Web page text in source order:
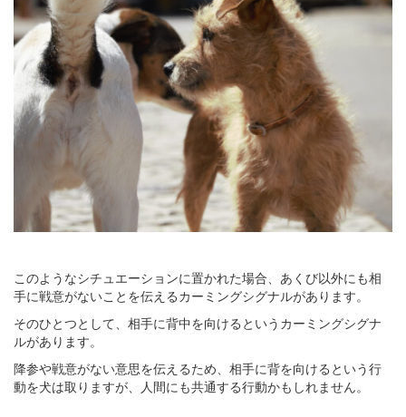
このようなシチュエーションに置かれた場合、あくび以外にも相
手に戦意がないことを伝えるカーミングシグナルがあります。
そのひとつとして、相手に背中を向けるというカーミングシグナ
ルがあります。
降参や戦意がない意思を伝えるため、相手に背を向けるという行
動を犬は取りますが、人間にも共通する行動かもしれません。